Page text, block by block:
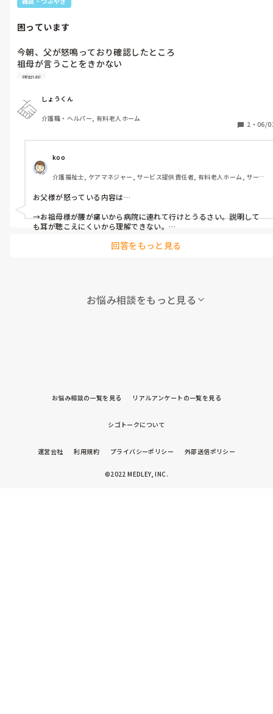
困っています
今朝、父が怒鳴っており確認したところ
祖母が言うことをきかない
補聴器の音量を下げて聞こえない
新しい補聴器を購入のため連れて行くと嫌、いらない、雑音が気
になると拒否あり。腰が痛いから整形に行くと何度も訴えるが→
今まで痛くて整形に受診しているが湿布のみの対応。
脳神経に連れて行っても脳の異常はなし、認知症もない、パーキ
ンソンもない等とのこと、難聴で左しか聴こえない。会話が成立
しなく言葉の理解などができない状態。言われたことを行えずぼ
ーとしている。
病院から処方された薬を自己管理となっているが飲み合わせなど
が激しく言われた通りに服用できていない。
内服している薬がいろいろあり薬の副作用も原因かと思われる。
本人の薬を確認してみると精神薬、眠剤、耳鼻科の薬、皮膚科の
立位、歩行独歩あり、ふらつきたまにあり。
認知症
しょうくん
介護職・ヘルパー, 有料老人ホーム
2 ・ 06/
koo
介護福祉士, ケアマネジャー, サービス提供責任者, 有料老人ホーム, サービ
ット型特養, 居宅ケアマネ, 障害福祉関連
お父様が怒っている内容は…
→お祖母様が腰が痛いから病院に連れて行けとうるさい。説明して
も耳が聴こえにくいから理解できない。
回答をもっと見る
お悩み相談をもっと見る
お悩み相談の一覧を見る リアルアンケートの一覧を見る
シゴトークについて
運営会社 利用規約 プライバシーポリシー 外部送信ポリシー
©2022 MEDLEY, INC.